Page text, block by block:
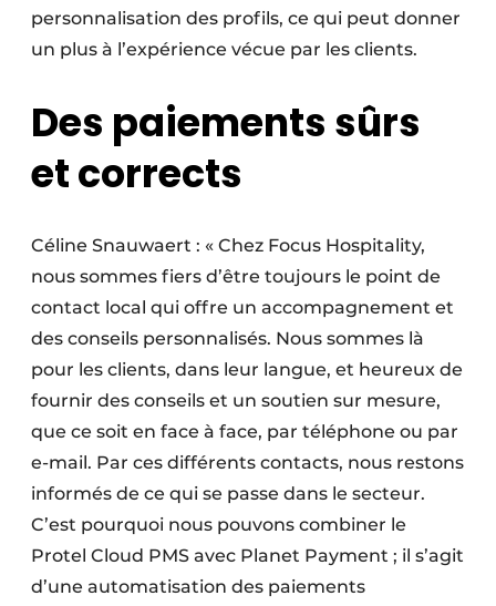
personnalisation des profils, ce qui peut donner
un plus à l’expérience vécue par les clients.
Des paiements sûrs
et corrects
Céline Snauwaert : « Chez Focus Hospitality,
nous sommes fiers d’être toujours le point de
contact local qui offre un accompagnement et
des conseils personnalisés. Nous sommes là
pour les clients, dans leur langue, et heureux de
fournir des conseils et un soutien sur mesure,
que ce soit en face à face, par téléphone ou par
e-mail. Par ces différents contacts, nous restons
informés de ce qui se passe dans le secteur.
C’est pourquoi nous pouvons combiner le
Protel Cloud PMS avec Planet Payment ; il s’agit
d’une automatisation des paiements